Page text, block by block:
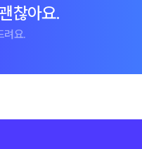
찮아요.
려요.